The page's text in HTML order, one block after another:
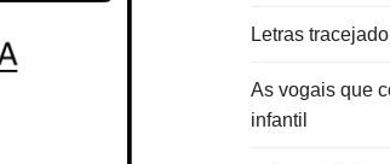
Letras
As vogais que
infantil